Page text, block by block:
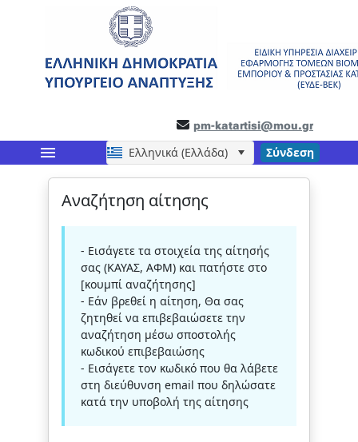
pm-katartisi@mou.gr
menu Ελληνικά (Ελλάδα) Σύνδεση
Αναζήτηση αίτησης
- Εισάγετε τα στοιχεία της αίτησής
σας (ΚΑΥΑΣ, ΑΦΜ) και πατήστε στο
[κουμπί αναζήτησης]
- Εάν βρεθεί η αίτηση, Θα σας
ζητηθεί να επιβεβαιώσετε την
αναζήτηση μέσω σποστολής
κωδικού επιβεβαιώσης
- Εισάγετε τον κωδικό που θα λάβετε
στη διεύθυνση email που δηλώσατε
κατά την υποβολή της αίτησης